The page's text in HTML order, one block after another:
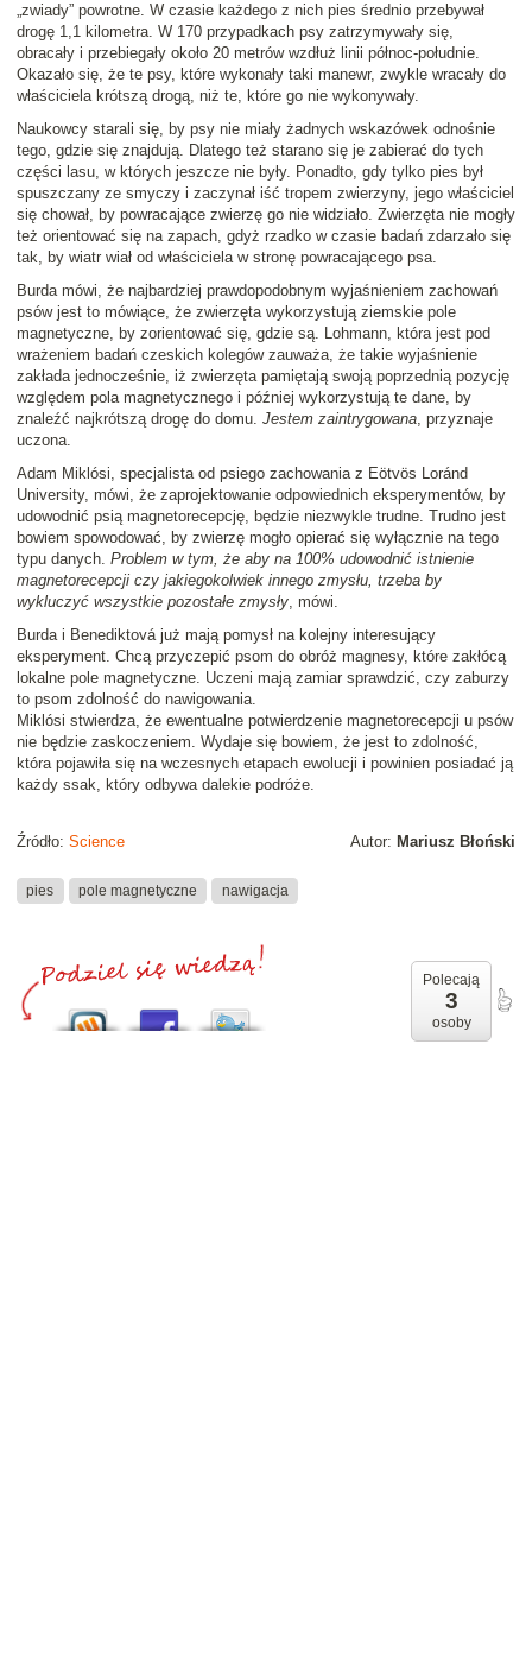
„zwiady” powrotne. W czasie każdego z nich pies średnio przebywał
drogę 1,1 kilometra. W 170 przypadkach psy zatrzymywały się,
obracały i przebiegały około 20 metrów wzdłuż linii północ-południe.
Okazało się, że te psy, które wykonały taki manewr, zwykle wracały do
właściciela krótszą drogą, niż te, które go nie wykonywały.
Naukowcy starali się, by psy nie miały żadnych wskazówek odnośnie
tego, gdzie się znajdują. Dlatego też starano się je zabierać do tych
części lasu, w których jeszcze nie były. Ponadto, gdy tylko pies był
spuszczany ze smyczy i zaczynał iść tropem zwierzyny, jego właściciel
się chował, by powracające zwierzę go nie widziało. Zwierzęta nie mogły
też orientować się na zapach, gdyż rzadko w czasie badań zdarzało się
tak, by wiatr wiał od właściciela w stronę powracającego psa.
Burda mówi, że najbardziej prawdopodobnym wyjaśnieniem zachowań
psów jest to mówiące, że zwierzęta wykorzystują ziemskie pole
magnetyczne, by zorientować się, gdzie są. Lohmann, która jest pod
wrażeniem badań czeskich kolegów zauważa, że takie wyjaśnienie
zakłada jednocześnie, iż zwierzęta pamiętają swoją poprzednią pozycję
względem pola magnetycznego i później wykorzystują te dane, by
znaleźć najkrótszą drogę do domu. Jestem zaintrygowana, przyznaje
uczona.
Adam Miklósi, specjalista od psiego zachowania z Eötvös Loránd
University, mówi, że zaprojektowanie odpowiednich eksperymentów, by
udowodnić psią magnetorecepcję, będzie niezwykle trudne. Trudno jest
bowiem spowodować, by zwierzę mogło opierać się wyłącznie na tego
typu danych. Problem w tym, że aby na 100% udowodnić istnienie
magnetorecepcji czy jakiegokolwiek innego zmysłu, trzeba by
wykluczyć wszystkie pozostałe zmysły, mówi.
Burda i Benediktová już mają pomysł na kolejny interesujący
eksperyment. Chcą przyczepić psom do obróż magnesy, które zakłócą
lokalne pole magnetyczne. Uczeni mają zamiar sprawdzić, czy zaburzy
to psom zdolność do nawigowania.
Miklósi stwierdza, że ewentualne potwierdzenie magnetorecepcji u psów
nie będzie zaskoczeniem. Wydaje się bowiem, że jest to zdolność,
która pojawiła się na wczesnych etapach ewolucji i powinien posiadać ją
każdy ssak, który odbywa dalekie podróże.
Autor: Mariusz Błoński
Źródło: Science
pies pole magnetyczne nawigacja
Polecają
3
osoby